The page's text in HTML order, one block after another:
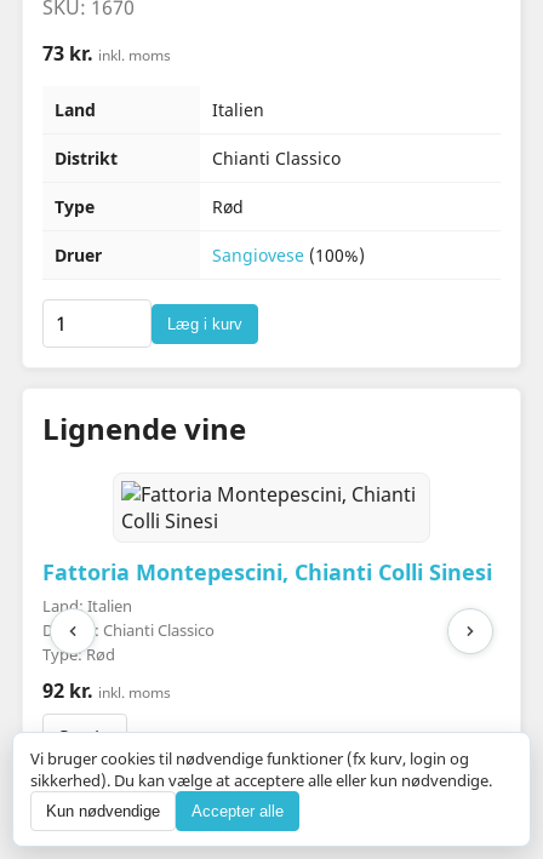
SKU: 1670
73 kr. inkl. moms
Land Italien
Distrikt Chianti Classico
Type Rød
Druer Sangiovese(100%)
Læg i kurv
Lignende vine
Fattoria Montepescini, Chianti Colli Sinesi
Land: Italien
Distrikt: Chianti Classico
Type: Rød
92 kr. inkl. moms
Se vin
Vi bruger cookies til nødvendige funktioner (fx kurv, login og
sikkerhed). Du kan vælge at acceptere alle eller kun nødvendige.
Kun nødvendige Accepter alle